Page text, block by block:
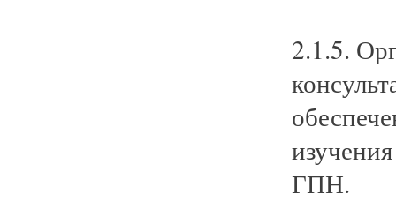
2.1.5.
ГПН.